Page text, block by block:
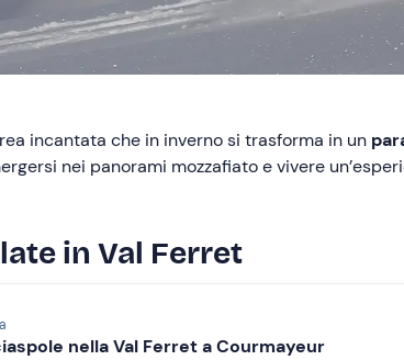
incantata che in inverno si trasforma in un
nei panorami mozzafiato e vivere
in Val Ferret
nella Val Ferret a Courmayeur